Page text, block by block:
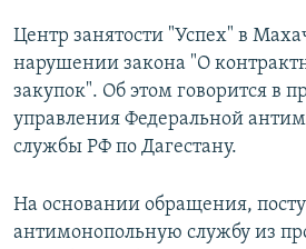
Все сайты РСЕ/РС
Центр занятости "Успех" в
нарушении закона "О
закупок". Об этом говорится в
управления Федеральной
службы РФ по Дагестану.
На основании обращения,
антимонопольную службу из